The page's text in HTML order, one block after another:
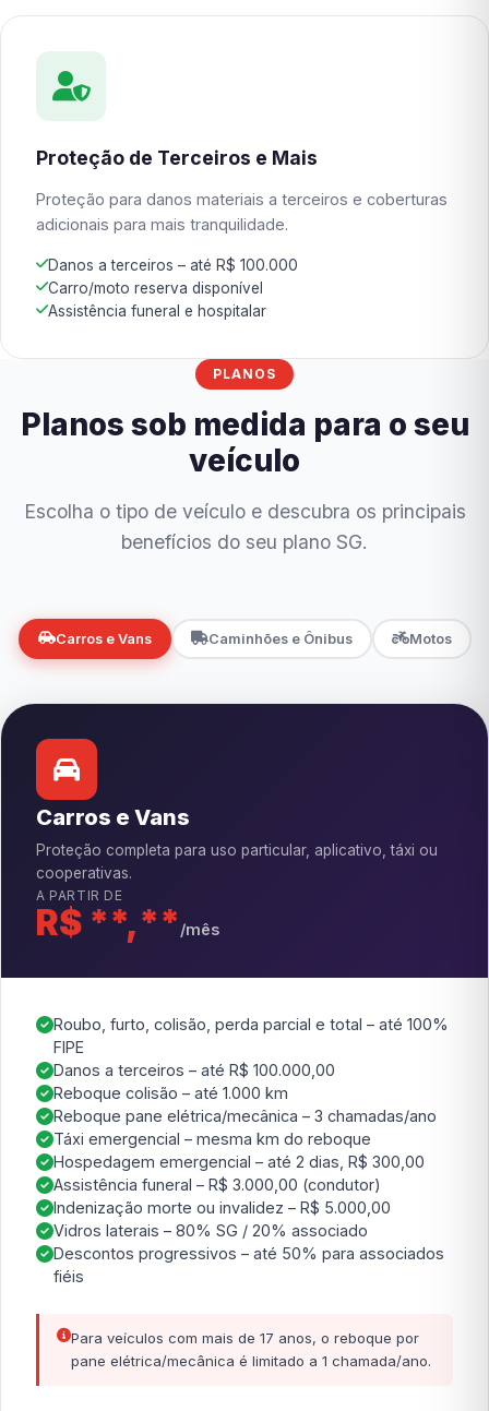
Proteção de Terceiros e Mais
Proteção para danos materiais a terceiros e coberturas
adicionais para mais tranquilidade.
Danos a terceiros – até R$ 100.000
Carro/moto reserva disponível
Assistência funeral e hospitalar
PLANOS
Planos sob medida para o seu
veículo
Escolha o tipo de veículo e descubra os principais
benefícios do seu plano SG.
Carros e Vans Caminhões e Ônibus Motos
Carros e Vans
Proteção completa para uso particular, aplicativo, táxi ou
cooperativas.
A PARTIR DE
R$ **,** /mês
Roubo, furto, colisão, perda parcial e total – até 100%
FIPE
Danos a terceiros – até R$ 100.000,00
Reboque colisão – até 1.000 km
Reboque pane elétrica/mecânica – 3 chamadas/ano
Táxi emergencial – mesma km do reboque
Hospedagem emergencial – até 2 dias, R$ 300,00
Assistência funeral – R$ 3.000,00 (condutor)
Indenização morte ou invalidez – R$ 5.000,00
Vidros laterais – 80% SG / 20% associado
Descontos progressivos – até 50% para associados
fiéis
Para veículos com mais de 17 anos, o reboque por
pane elétrica/mecânica é limitado a 1 chamada/ano.